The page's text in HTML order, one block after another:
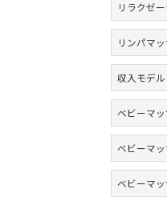
リラクゼ
リンパマ
収入モデ
ベビーマ
ベビーマ
ベビーマ